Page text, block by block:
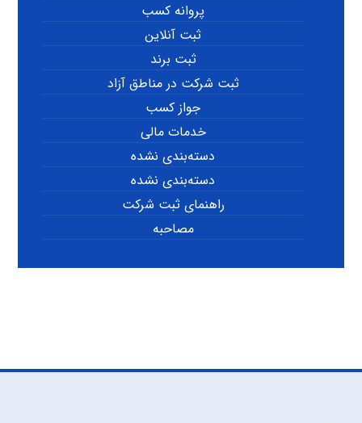
پروانه کسب
ثبت آنلاین
ثبت برند
ثبت شرکت در مناطق آزاد
جواز کسب
خدمات مالی
دسته‌بندی نشده
دسته‌بندی نشده
راهنمای ثبت شرکت
مصاحبه